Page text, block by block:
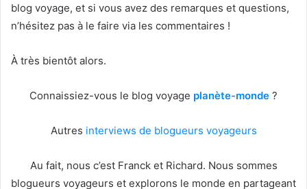
blog voyage, et si vous avez des remarques et questions,
n’hésitez pas à le faire via les commentaires !
À très bientôt alors.
Connaissiez-vous le blog voyage planète-monde ?
Autres interviews de blogueurs voyageurs
Au fait, nous c’est Franck et Richard. Nous sommes
blogueurs voyageurs et explorons le monde en partageant